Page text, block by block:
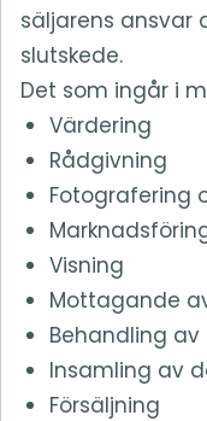
säljarens ansvar
slutskede.
Det som ingår i
Värdering
Rådgivning
Fotografering
Visning
Mottagande
Behandling
Insamling av
Försäljning